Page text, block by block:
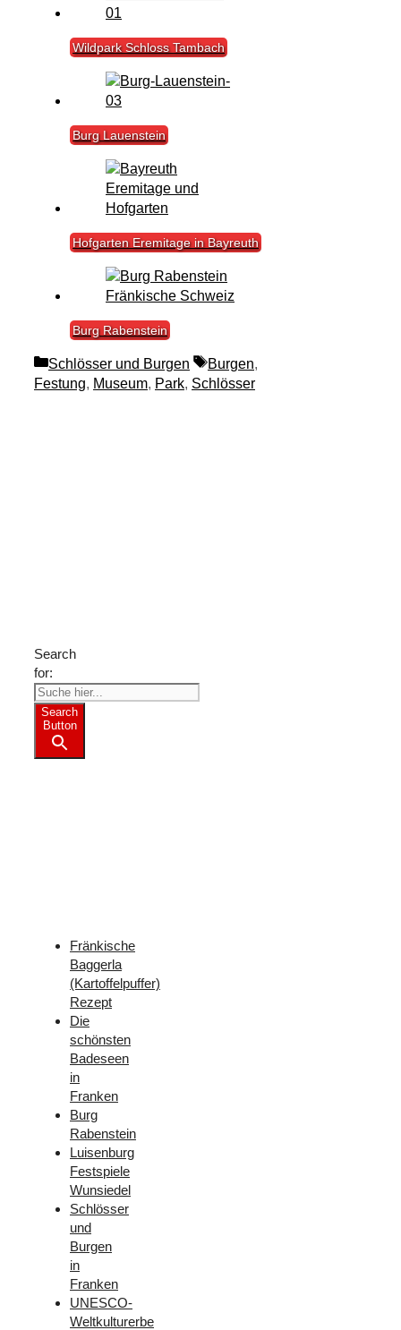
Wildpark Schloss Tambach
Burg Lauenstein
Hofgarten Eremitage in Bayreuth
Burg Rabenstein
Kategorien
Schlösser und Burgen Schlagwörter
Burgen,
Festung, Museum, Park, Schlösser
Search
for:
Search
Button
Fränkische
Baggerla
(Kartoffelpuffer)
Rezept
Die
schönsten
Badeseen
in
Franken
Burg
Rabenstein
Luisenburg
Festspiele
Wunsiedel
Schlösser
und
Burgen
in
Franken
UNESCO-
Weltkulturerbe